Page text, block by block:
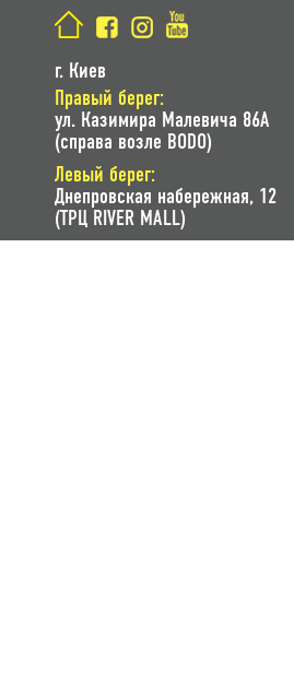
г. Киев
Правый берег:
ул. Казимира Малевича 86A
(справа возле BODO)
Левый берег:
Днепровская набережная, 12
(ТРЦ RIVER MALL)